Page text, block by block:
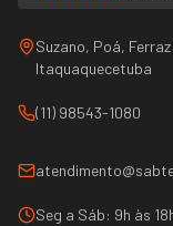
Suzano, Poá,
Itaquaquecetuba
(11) 98543-1080
Seg a Sáb: 9h às